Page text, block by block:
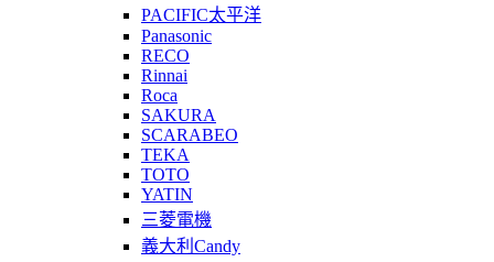
PACIFIC太平洋
Panasonic
RECO
Rinnai
Roca
SAKURA
SCARABEO
TEKA
TOTO
YATIN
三菱電機
義大利Candy